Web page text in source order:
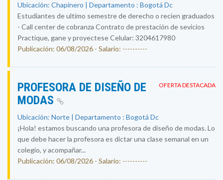
Ubicación: Chapinero | Departamento : Bogotá Dc
Estudiantes de ultimo semestre de derecho o recien graduados
- Call center de cobranza Contrato de prestación de sevicios
Practique, gane y proyectese Celular: 3204617980
Publicación: 06/08/2026 - Salario: ----------
OFERTA DESTACADA
PROFESORA DE DISEÑO DE
MODAS
Ubicación: Norte | Departamento : Bogotá Dc
¡Hola! estamos buscando una profesora de diseño de modas. Lo
que debe hacer la profesora es dictar una clase semanal en un
colegio, y acompañar...
Publicación: 06/08/2026 - Salario: ----------